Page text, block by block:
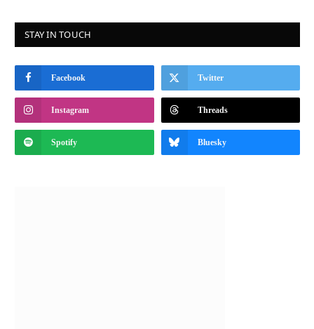
STAY IN TOUCH
Facebook Twitter
Instagram Threads
Spotify Bluesky